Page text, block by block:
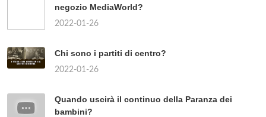
negozio MediaWorld?
2022-01-26
Chi sono i partiti di centro?
2022-01-26
Quando uscirà il continuo della Paranza dei
bambini?